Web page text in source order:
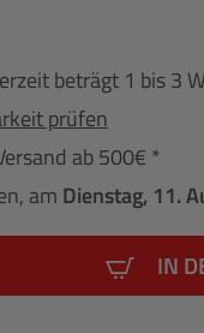
beträgt 1 bis 3
prüfen
ab 500€ *
am Dienstag, 11.
IN